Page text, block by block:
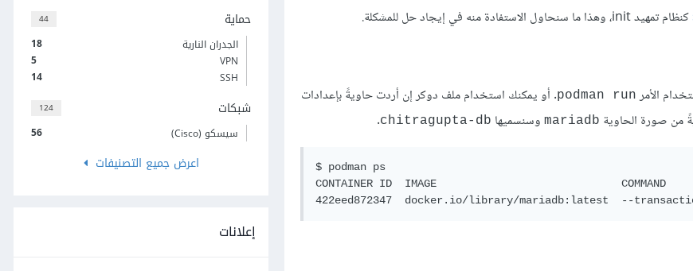
كنظام تمهيد init، وهذا ما سنحاول الاستفادة منه في إيجاد حل للمشكلة.
الأمر podman run. أو يمكنك استخدام ملف دوكر إن أردت حاويةً بإعدادات
من صورة الحاوية mariadb وسنسميها chitragupta-db
.
$ podman ps
CONTAINER ID  IMAGE                             COMMAND
44 حماية
18
الجدران النارية
5
VPN
14
SSH
124 شبكات
56 سيسكو (Cisco)
اعرض جميع التصنيفات
إعلانات